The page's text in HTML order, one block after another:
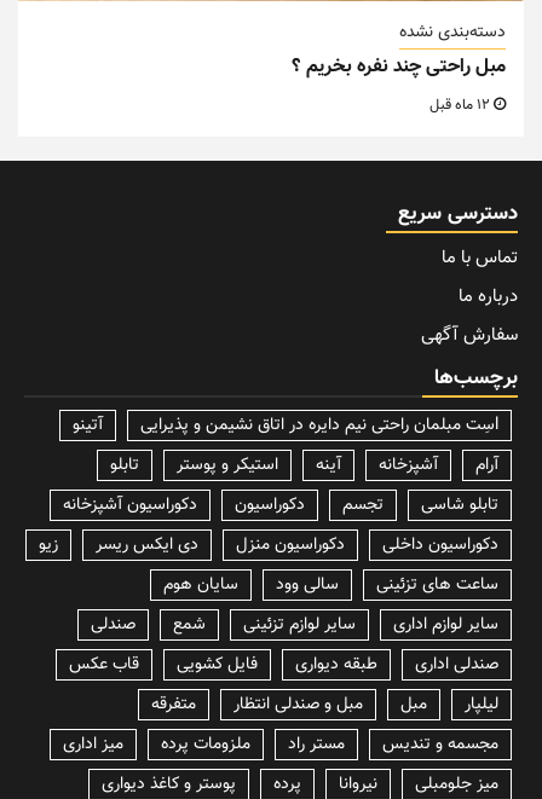
دسته‌بندی نشده
مبل راحتی چند نفره بخریم ؟
دسترسی سریع
تماس با ما
درباره ما
سفارش آگهی
برچسب‌ها
lسِت مبلمان راحتی نیم دایره در اتاق نشیمن و پذیرایی
آتینو
آرام
آشپزخانه آینه استیکر و پوستر
تابلو
تابلو شاسی
تجسم دکوراسیون
دکوراسیون آشپزخانه
دکوراسیون داخلی
دکوراسیون منزل دی ایکس ریسر
زیو
ساعت های تزئینی
سالی وود
سایان هوم
سایر لوازم اداری
سایر لوازم تزئینی شمع
صندلی
صندلی اداری
طبقه دیواری فایل کشویی
قاب عکس
لیلپار
مبل مبل و صندلی انتظار
متفرقه
مجسمه و تندیس
مستر راد ملزومات پرده
میز اداری
میز جلومبلی
نیروانا پرده
پوستر و کاغذ دیواری